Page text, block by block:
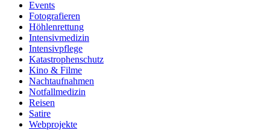
Events
Fotografieren
Höhlenrettung
Intensivmedizin
Intensivpflege
Katastrophenschutz
Kino & Filme
Nachtaufnahmen
Notfallmedizin
Reisen
Satire
Webprojekte